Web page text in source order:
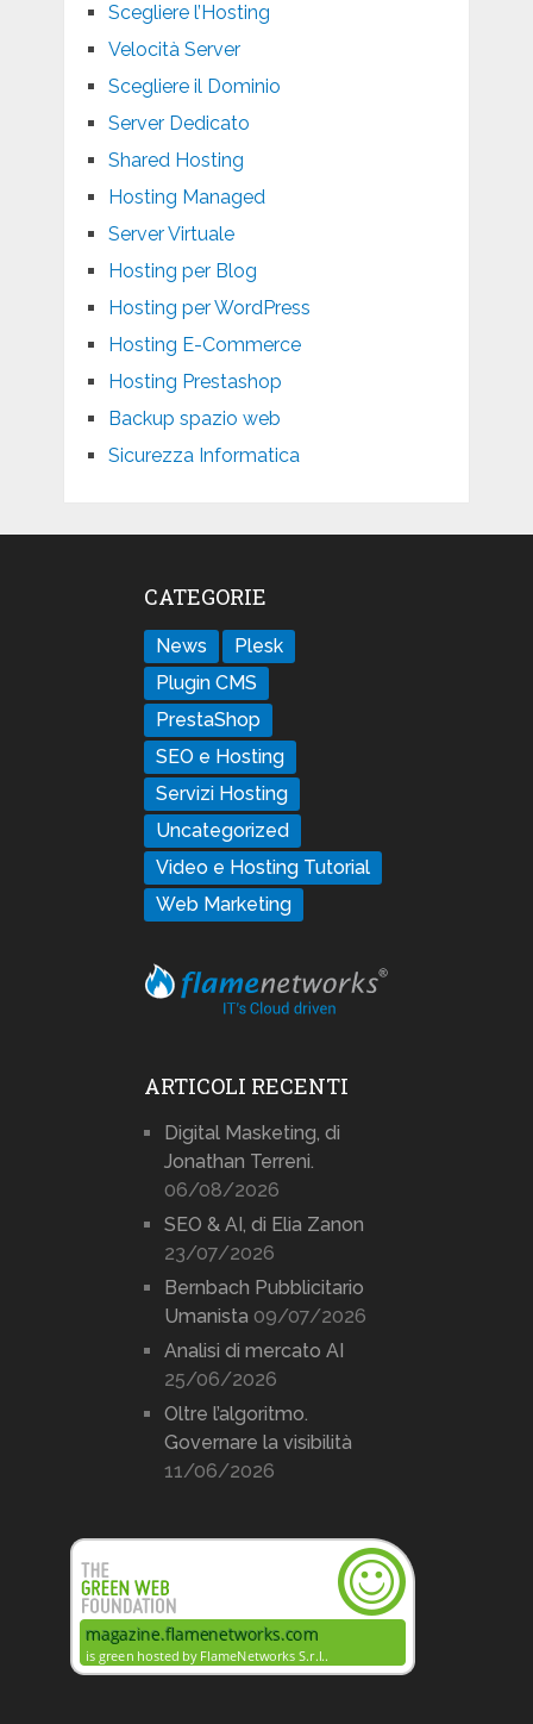
Scegliere l’Hosting
Velocità Server
Scegliere il Dominio
Server Dedicato
Shared Hosting
Hosting Managed
Server Virtuale
Hosting per Blog
Hosting per WordPress
Hosting E-Commerce
Hosting Prestashop
Backup spazio web
Sicurezza Informatica
CATEGORIE
News
Plesk
Plugin CMS
PrestaShop
SEO e Hosting
Servizi Hosting
Uncategorized
Video e Hosting Tutorial
Web Marketing
ARTICOLI RECENTI
Digital Masketing, di
Jonathan Terreni.
06/08/2026
SEO & AI, di Elia Zanon
23/07/2026
Bernbach Pubblicitario
Umanista 09/07/2026
Analisi di mercato AI
25/06/2026
Oltre l’algoritmo.
Governare la visibilità
11/06/2026